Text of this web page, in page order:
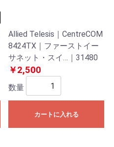
Allied Telesis｜CentreCOM
8424TX｜ファーストイー
サネット・スイ…｜31480
￥2,500
数量
カートに入れる